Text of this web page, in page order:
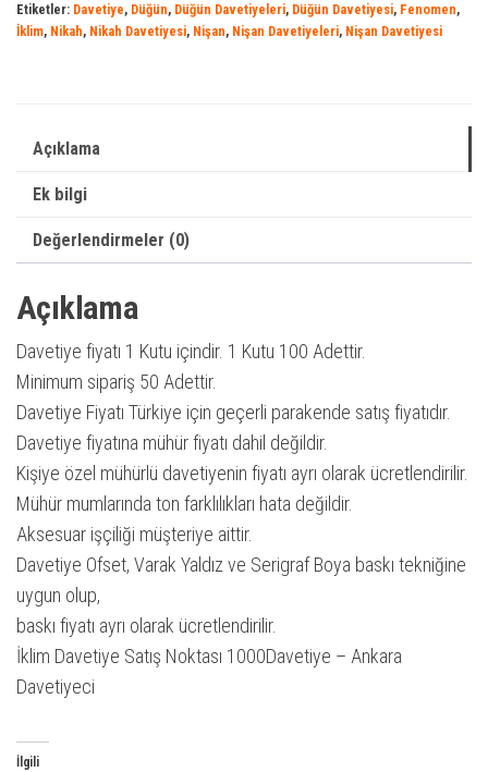
Etiketler: Davetiye, Düğün, Düğün Davetiyeleri, Düğün Davetiyesi, Fenomen,
İklim, Nikah, Nikah Davetiyesi, Nişan, Nişan Davetiyeleri, Nişan Davetiyesi
Açıklama
Ek bilgi
Değerlendirmeler (0)
Açıklama
Davetiye fiyatı 1 Kutu içindir. 1 Kutu 100 Adettir.
Minimum sipariş 50 Adettir.
Davetiye Fiyatı Türkiye için geçerli parakende satış fiyatıdır.
Davetiye fiyatına mühür fiyatı dahil değildir.
Kişiye özel mühürlü davetiyenin fiyatı ayrı olarak ücretlendirilir.
Mühür mumlarında ton farklılıkları hata değildir.
Aksesuar işçiliği müşteriye aittir.
Davetiye Ofset, Varak Yaldız ve Serigraf Boya baskı tekniğine
uygun olup,
baskı fiyatı ayrı olarak ücretlendirilir.
İklim Davetiye Satış Noktası 1000Davetiye – Ankara
Davetiyeci
İlgili